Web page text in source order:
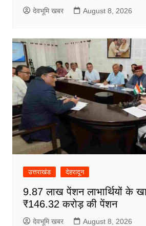
देवभूमि खबर August 8, 2026
उत्तराखंड देहरादून
9.87 लाख पेंशन लाभार्थियों के
₹146.32 करोड़ की पेंशन
देवभूमि खबर August 8, 2026